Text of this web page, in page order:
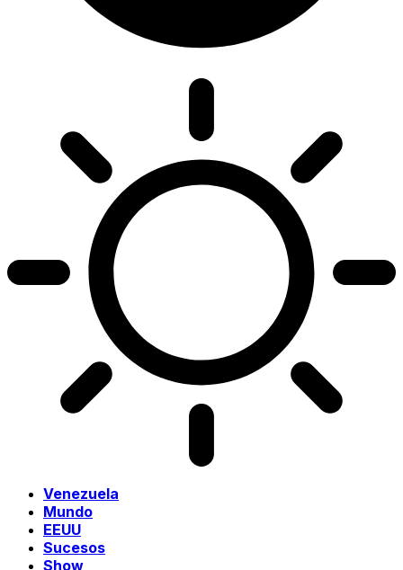
Venezuela
Mundo
EEUU
Sucesos
Show